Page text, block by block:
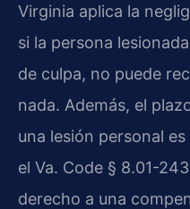
Virginia aplica la
si la persona
de culpa, no puede
nada. Además, el
una lesión personal
el Va. Code § 8.01-
derecho a una